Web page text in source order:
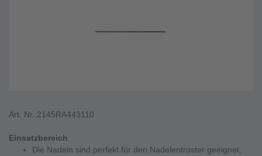
Art. Nr.:2145RA443110
Einsatzbereich
Die Nadeln sind perfekt für den Nadelentroster geeignet,